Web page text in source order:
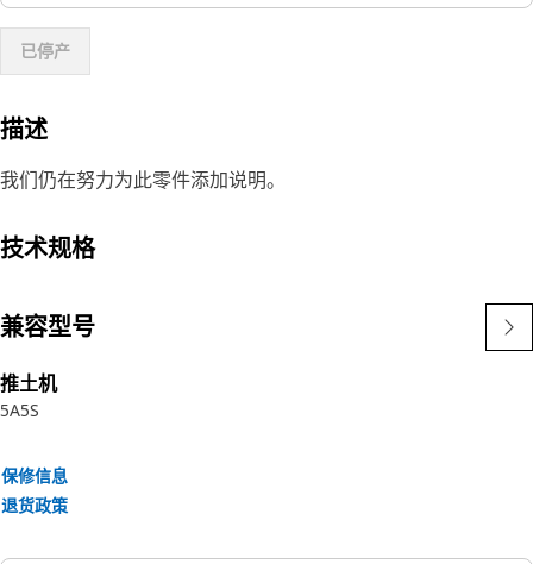
已停产
描述
我们仍在努力为此零件添加说明。
技术规格
兼容型号
推土机
5A5S
保修信息
退货政策